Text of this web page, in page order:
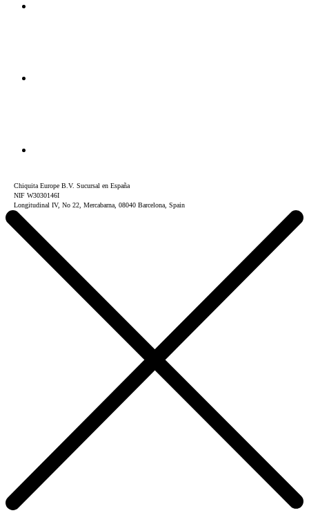
Chiquita Europe B.V. Sucursal en España
NIF W3030146I
Longitudinal IV, No 22, Mercabarna, 08040 Barcelona, Spain